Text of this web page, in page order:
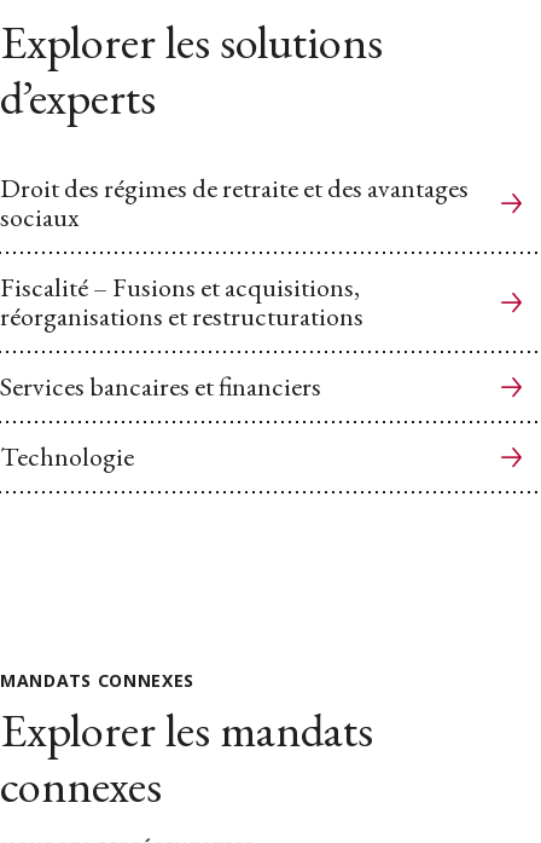
Explorer les solutions
d’experts
Droit des régimes de retraite et des avantages
sociaux
Fiscalité – Fusions et acquisitions,
réorganisations et restructurations
Services bancaires et financiers
Technologie
MANDATS CONNEXES
Explorer les mandats
connexes